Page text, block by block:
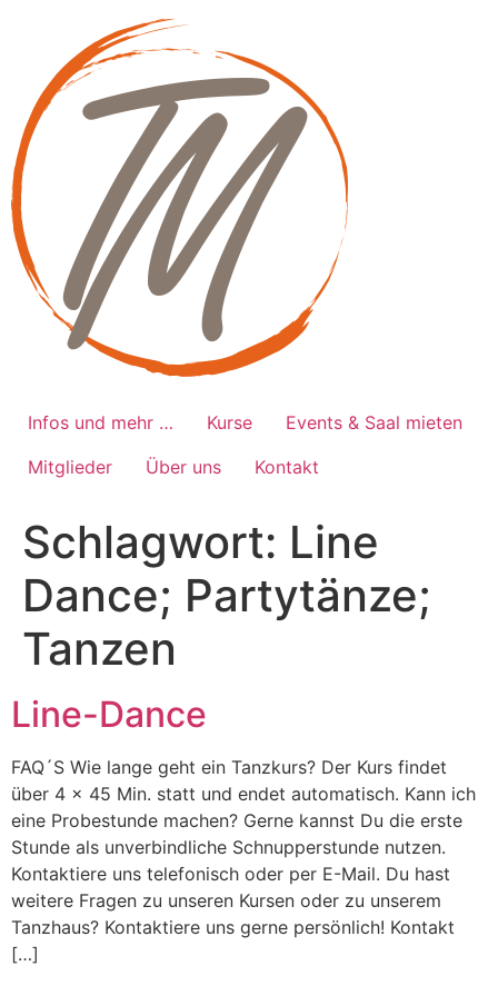
springen
Infos und mehr … Kurse
Events & Saal mieten
Mitglieder
Über uns Kontakt
Schlagwort: Line
Dance; Partytänze;
Tanzen
Line-Dance
FAQ´S Wie lange geht ein Tanzkurs? Der Kurs findet
über 4 x 45 Min. statt und endet automatisch. Kann ich
eine Probestunde machen? Gerne kannst Du die erste
Stunde als unverbindliche Schnupperstunde nutzen.
Kontaktiere uns telefonisch oder per E-Mail. Du hast
weitere Fragen zu unseren Kursen oder zu unserem
Tanzhaus? Kontaktiere uns gerne persönlich! Kontakt
[…]